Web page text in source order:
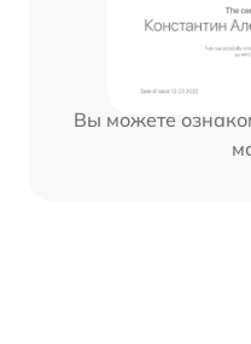
Вы можете